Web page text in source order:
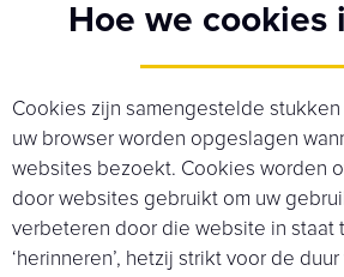
Hoe we cookies
Cookies zijn samengestelde
uw browser worden opgeslagen
websites bezoekt. Cookies worden
door websites gebruikt om uw
verbeteren door die website in staat
‘herinneren’, hetzij strikt voor de